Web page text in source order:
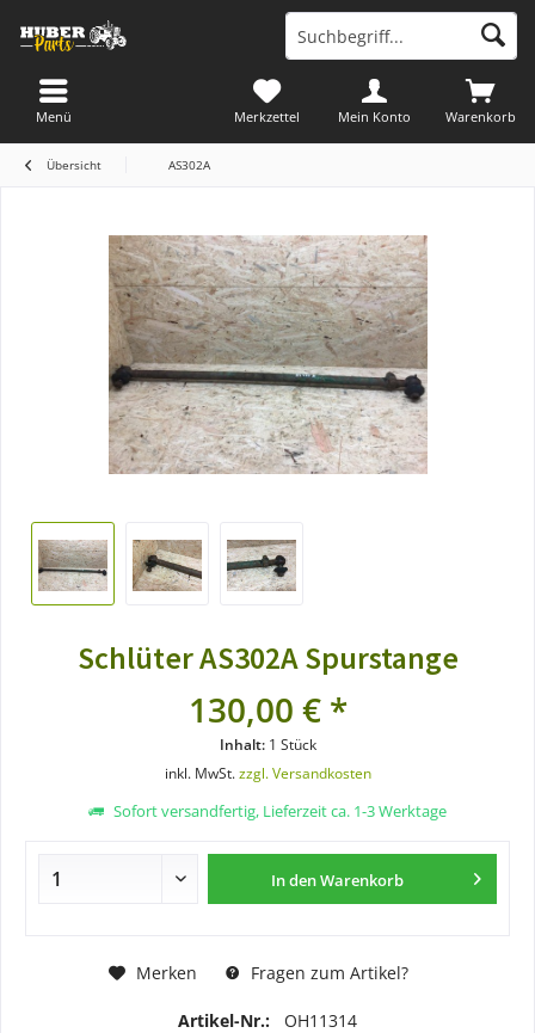
Warenkorb
Merkzettel Mein Konto
Menü
Übersicht AS302A
Schlüter AS302A Spurstange
130,00 € *
Inhalt: 1 Stück
inkl. MwSt.zzgl. Versandkosten
Sofort versandfertig, Lieferzeit ca. 1-3 Werktage
In denWarenkorb
Merken Fragen zum Artikel?
Artikel-Nr.: OH11314